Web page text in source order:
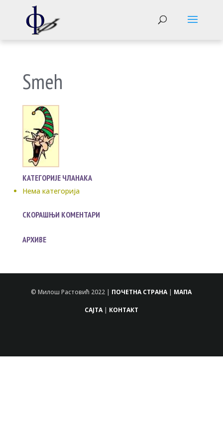
Smeh
КАТЕГОРИЈЕ ЧЛАНАКА
Нема категорија
СКОРАШЊИ КОМЕНТАРИ
АРХИВЕ
© Милош Растовић 2022 | ПОЧЕТНА СТРАНА| МАПА
САЈТА| КОНТАКТ